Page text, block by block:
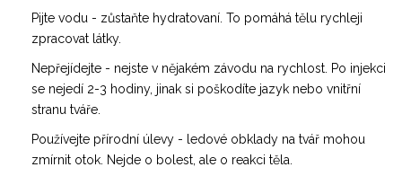
Pijte vodu - zůstaňte hydratovaní. To pomáhá tělu rychleji
zpracovat látky.
Nepřejídejte - nejste v nějakém závodu na rychlost. Po injekci
se nejedí 2-3 hodiny, jinak si poškodíte jazyk nebo vnitřní
stranu tváře.
Používejte přírodní úlevy - ledové obklady na tvář mohou
zmírnit otok. Nejde o bolest, ale o reakci těla.